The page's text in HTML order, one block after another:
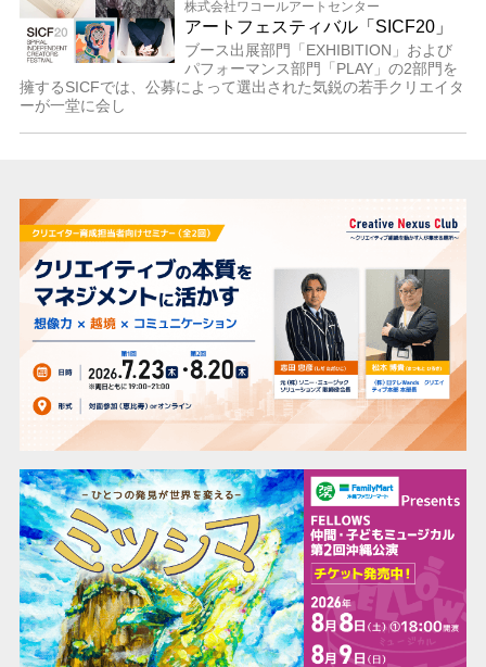
株式会社ワコールアートセンター
アートフェスティバル「SICF20」
ブース出展部門「EXHIBITION」および
パフォーマンス部門「PLAY」の2部門を
擁するSICFでは、公募によって選出された気鋭の若手クリエイタ
ーが一堂に会し